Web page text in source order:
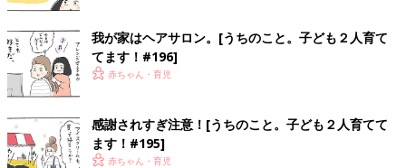
我が家はヘアサロン。[うちのこと。子ども２人育て
てます！#196]
赤ちゃん・育児
感謝されすぎ注意！[うちのこと。子ども２人育てて
ます！#195]
赤ちゃん・育児